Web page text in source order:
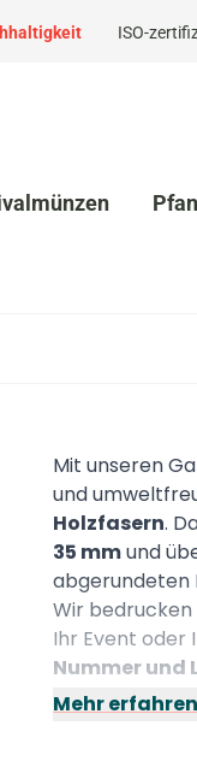
ISO-
Mit unseren
und
Holzfasern.
35 mmund
abgerundeten
Wir
Ihr Event oder
Nummer und
200
Mehr erfahren